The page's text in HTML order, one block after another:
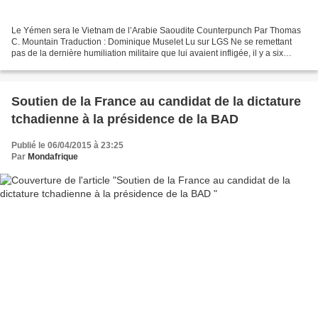
Le Yémen sera le Vietnam de l’Arabie Saoudite Counterpunch Par Thomas
C. Mountain Traduction : Dominique Muselet Lu sur LGS Ne se remettant
pas de la dernière humiliation militaire que lui avaient infligée, il y a six
Soutien de la France au candidat de la dictature
tchadienne à la présidence de la BAD
Publié le 06/04/2015 à 23:25
Par Mondafrique